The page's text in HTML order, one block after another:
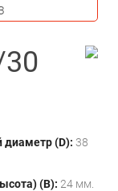
(D): 38
(B): 24 мм.